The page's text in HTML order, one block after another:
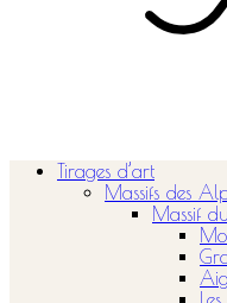
Tirages d’art
Massifs des
Massif